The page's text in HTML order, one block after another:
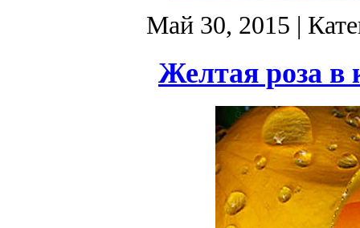
Май 30, 2015 |
Желтая роза в